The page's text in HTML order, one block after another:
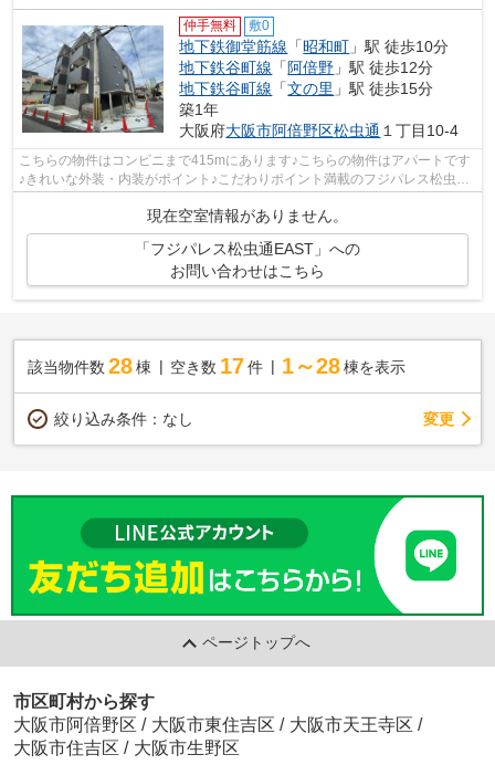
仲手無料 敷0
地下鉄御堂筋線 「昭和町 」駅 徒歩10分
地下鉄谷町線 「 阿倍野 」駅 徒歩12分
地下鉄谷町線 「文の里 」駅 徒歩15分
築1年
大阪府大阪市阿倍野区松虫通 １丁目10-4
こちらの物件はコンビニまで415mにあります♪こちらの物件はアパートです
♪きれいな外装・内装がポイント♪こだわりポイント満載のフジパレス松虫通
現在空室情報がありません。
「フジパレス松虫通EAST」への
お問い合わせはこちら
該当物件数 28棟 空き数 17 件 1～28 棟を表示
絞り込み条件： なし 変更
ページトップへ
市区町村から探す
大阪市阿倍野区 / 大阪市東住吉区 / 大阪市天王寺区 /
大阪市住吉区 / 大阪市生野区